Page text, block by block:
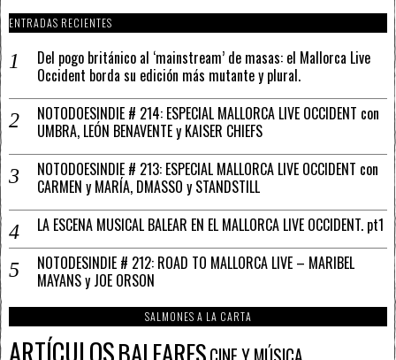
ENTRADAS RECIENTES
Del pogo británico al ‘mainstream’ de masas: el Mallorca Live
Occident borda su edición más mutante y plural.
NOTODOESINDIE # 214: ESPECIAL MALLORCA LIVE OCCIDENT con
UMBRA, LEÓN BENAVENTE y KAISER CHIEFS
NOTODOESINDIE # 213: ESPECIAL MALLORCA LIVE OCCIDENT con
CARMEN y MARÍA, DMASSO y STANDSTILL
LA ESCENA MUSICAL BALEAR EN EL MALLORCA LIVE OCCIDENT. pt1
NOTODESINDIE # 212: ROAD TO MALLORCA LIVE – MARIBEL
MAYANS y JOE ORSON
SALMONES A LA CARTA
ARTÍCULOSBALEARES